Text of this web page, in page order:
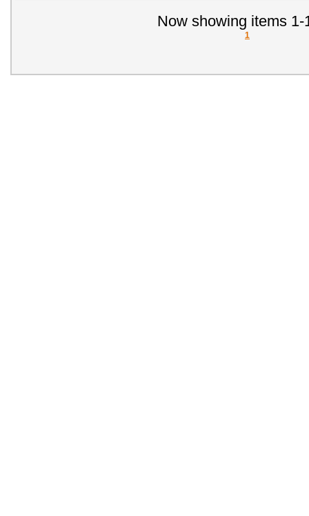
Now showing items 1-
1